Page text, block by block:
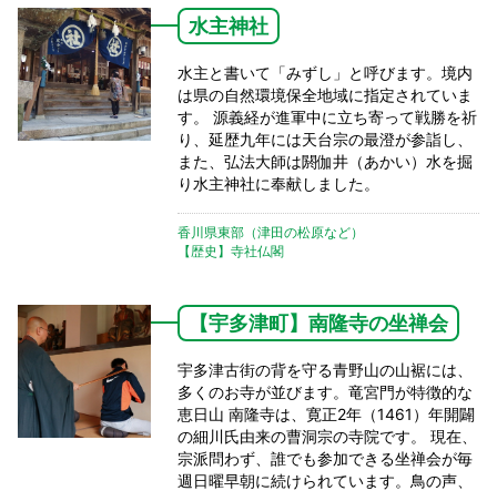
水主神社
水主と書いて「みずし」と呼びます。境内
は県の自然環境保全地域に指定されていま
す。 源義経が進軍中に立ち寄って戦勝を祈
り、延歴九年には天台宗の最澄が参詣し、
また、弘法大師は閼伽井（あかい）水を掘
り水主神社に奉献しました。
香川県東部（津田の松原など）
【歴史】寺社仏閣
【宇多津町】南隆寺の坐禅会
宇多津古街の背を守る青野山の山裾には、
多くのお寺が並びます。竜宮門が特徴的な
恵日山 南隆寺は、寛正2年（1461）年開闢
の細川氏由来の曹洞宗の寺院です。 現在、
宗派問わず、誰でも参加できる坐禅会が毎
週日曜早朝に続けられています。鳥の声、